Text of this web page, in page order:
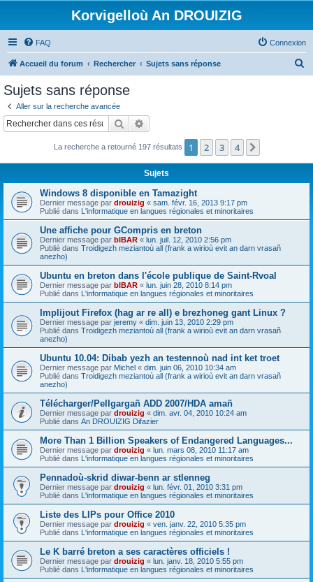
Korvigelloù An DROUIZIG
FAQ Connexion
Accueil du forum Rechercher Sujets sans réponse
c
Sujets sans réponse
Aller sur la recherche avancée
Rechercher
La recherche a retourné 197 résultats 1 2 3 4
Sujets
Windows 8 disponible en Tamazight
Dernier message par drouizig « sam. févr. 16, 2013 9:17 pm
Publié dans L'informatique en langues régionales et minoritaires
Une affiche pour GCompris en breton
Dernier message par bIBAR « lun. juil. 12, 2010 2:56 pm
Publié dans Troidigezh meziantoù all (frank a wirioù evit an darn vrasañ
anezho)
Ubuntu en breton dans l'école publique de Saint-Rvoal
Dernier message par bIBAR « lun. juin 28, 2010 8:14 pm
Publié dans L'informatique en langues régionales et minoritaires
Implijout Firefox (hag ar re all) e brezhoneg gant Linux ?
Dernier message par jeremy « dim. juin 13, 2010 2:29 pm
Publié dans Troidigezh meziantoù all (frank a wirioù evit an darn vrasañ
anezho)
Ubuntu 10.04: Dibab yezh an testennoù nad int ket troet
Dernier message par Michel « dim. juin 06, 2010 10:34 am
Publié dans Troidigezh meziantoù all (frank a wirioù evit an darn vrasañ
anezho)
Télécharger/Pellgargañ ADD 2007/HDA amañ
Dernier message par drouizig « dim. avr. 04, 2010 10:24 am
Publié dans An DROUIZIG Difazier
More Than 1 Billion Speakers of Endangered Languages...
Dernier message par drouizig « lun. mars 08, 2010 11:17 am
Publié dans L'informatique en langues régionales et minoritaires
Pennadoù-skrid diwar-benn ar stlenneg
Dernier message par drouizig « lun. févr. 01, 2010 3:31 pm
Publié dans L'informatique en langues régionales et minoritaires
Liste des LIPs pour Office 2010
Dernier message par drouizig « ven. janv. 22, 2010 5:35 pm
Publié dans L'informatique en langues régionales et minoritaires
Le K barré breton a ses caractères officiels !
Dernier message par drouizig « lun. janv. 18, 2010 5:55 pm
Publié dans L'informatique en langues régionales et minoritaires